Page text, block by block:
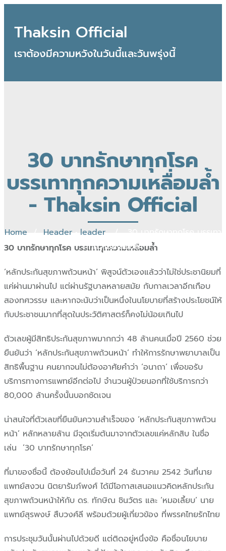
Thaksin Official
เราต้องมีความหวังในวันนี้และวันพรุ่งนี้
30 บาทรักษาทุกโรค
บรรเทาทุกความเหลื่อมล้ำ
- Thaksin Official
Home Header leader
ทุกความเหลื่อมล้ำ
30 บาทรักษาทุกโรค บรรเทาทุกความเหลื่อมล้ำ
‘หลักประกันสุขภาพถ้วนหน้า’ พิสูจน์ตัวเองแล้วว่าไม่ใช่ประชานิยมที่
แค่ผ่านมาผ่านไป แต่ผ่านรัฐบาลหลายสมัย กับกาลเวลาอีกเกือบ
สองทศวรรษ และหากจะนับว่าเป็นหนึ่งในนโยบายที่สร้างประโยชน์ให้
กับประชาชนมากที่สุดในประวัติศาสตร์ก็คงไม่น้อยเกินไป
ตัวเลขผู้มีสิทธิประกันสุขภาพมากกว่า 48 ล้านคนเมื่อปี 2560 ช่วย
ยืนยันว่า ‘หลักประกันสุขภาพถ้วนหน้า’ ทำให้การรักษาพยาบาลเป็น
สิทธิพื้นฐาน คนยากจนไม่ต้องอาศัยคำว่า ‘อนาถา’ เพื่อขอรับ
บริการทางการแพทย์อีกต่อไป จำนวนผู้ป่วยนอกที่ใช้บริการกว่า
80,000 ล้านครั้งนั้นบอกชัดเจน
น่าสนใจที่ตัวเลขที่ยืนยันความสำเร็จของ ‘หลักประกันสุขภาพถ้วน
หน้า’ หลักหลายล้าน มีจุดเริ่มต้นมาจากตัวเลขแค่หลักสิบ ในชื่อ
เล่น ’30 บาทรักษาทุกโรค’
ที่มาของชื่อนี้ ต้องย้อนไปเมื่อวันที่ 24 ธันวาคม 2542 วันที่นาย
แพทย์สงวน นิตยารัมภ์พงศ์ ได้มีโอกาสเสนอแนวคิดหลักประกัน
สุขภาพถ้วนหน้าให้กับ ดร. ทักษิณ ชินวัตร และ ‘หมอเลี้ยบ’ นาย
แพทย์สุรพงษ์ สืบวงศ์ลี พร้อมด้วยผู้เกี่ยวข้อง ที่พรรคไทยรักไทย
การประชุมวันนั้นผ่านไปด้วยดี แต่ติดอยู่หนึ่งข้อ คือชื่อนโยบาย